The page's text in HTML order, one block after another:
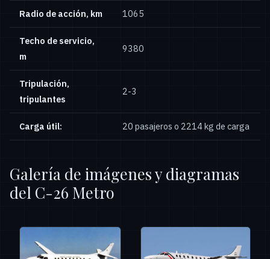
Radio de acción, km 1065
Techo de servicio,
m
9380
Tripulación,
tripulantes
2-3
Carga útil: 20 pasajeros o 2214 kg de carga
Galería de imágenes y diagramas
del C-26 Metro